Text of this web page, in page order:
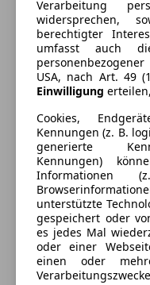
CO₂-Emissionen
Ausstattung
Komfort
Armlehne
Einparkhilfe
Einparkhilfe
Einparkhilfe
Einparkhilfe
Einparkhilfe
Elektrische
Klimaautomatik
Mehr anzeigen
Farbe und
Außenfarbe
Lackierung
Preisbewertung
Verarbeitung
widersprechen,
berechtigter
umfasst auch
USA, nach Art. 49
Einwilligung
Cookies,
Kennungen (z. B.
generierte
Kennungen)
Informationen
unterstützte
gespeichert oder
es jedes Mal
oder einer
einen oder